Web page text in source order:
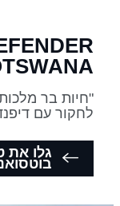
"חיות בר
לחקור עם
גלו את